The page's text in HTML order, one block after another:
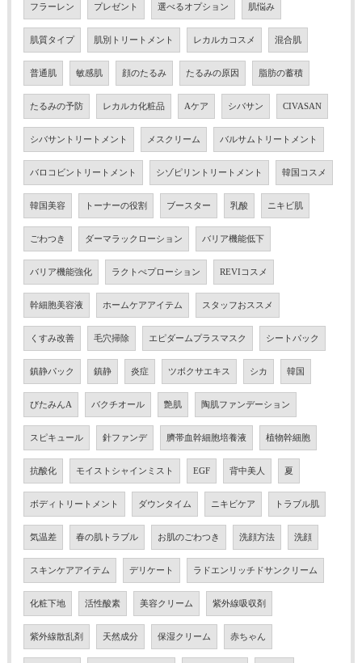
フラーレン プレゼント 選べるオプション 肌悩み
肌質タイプ 肌別トリートメント レカルカコスメ 混合肌
普通肌 敏感肌 顔のたるみ たるみの原因 脂肪の蓄積
たるみの予防 レカルカ化粧品 Aケア シバサン CIVASAN
シバサントリートメント メスクリーム バルサムトリートメント
バロコビントリートメント シゾピリントリートメント 韓国コスメ
韓国美容 トーナーの役割 ブースター 乳酸 ニキビ肌
ごわつき ダーマラックローション バリア機能低下
バリア機能強化 ラクトぺプローション REVIコスメ
幹細胞美容液 ホームケアアイテム スタッフおススメ
くすみ改善 毛穴掃除 エピダームプラスマスク シートパック
鎮静パック 鎮静 炎症 ツボクサエキス シカ 韓国
びたみんA バクチオール 艶肌 陶肌ファンデーション
スピキュール 針ファンデ 臍帯血幹細胞培養液 植物幹細胞
抗酸化 モイストシャインミスト EGF 背中美人 夏
ボディトリートメント ダウンタイム ニキビケア トラブル肌
気温差 春の肌トラブル お肌のごわつき 洗顔方法 洗顔
スキンケアアイテム デリケート ラドエンリッチドサンクリーム
化粧下地 活性酸素 美容クリーム 紫外線吸収剤
紫外線散乱剤 天然成分 保湿クリーム 赤ちゃん